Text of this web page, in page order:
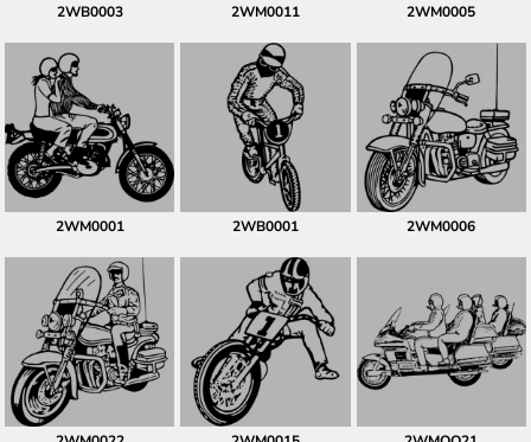
2WB0003 2WM0011 2WM0005
2WM0001 2WB0001 2WM0006